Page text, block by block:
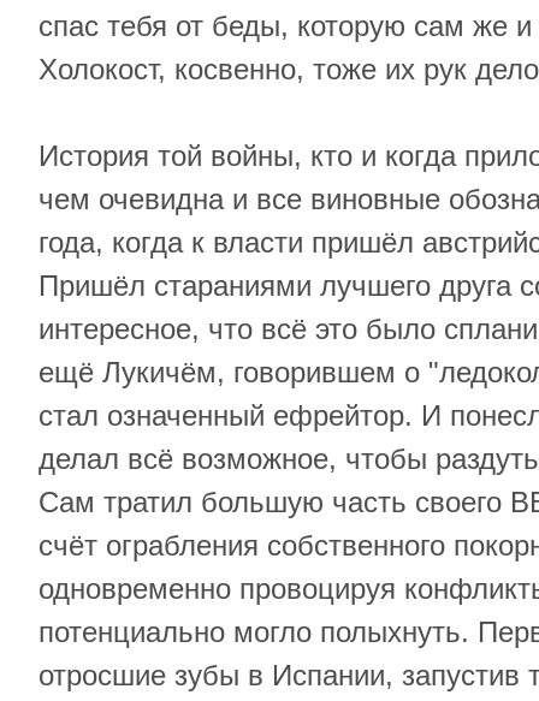
спас тебя от беды, которую сам же
Холокост, косвенно, тоже их рук
История той войны, кто и когда
чем очевидна и все виновные
года, когда к власти пришёл
Пришёл стараниями лучшего друга
интересное, что всё это было
ещё Лукичём, говорившем о
стал означенный ефрейтор. И
делал всё возможное, чтобы
Сам тратил большую часть своего
счёт ограбления собственного
одновременно провоцируя
потенциально могло полыхнуть.
отросшие зубы в Испании, запустив